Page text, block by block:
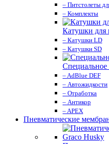
– Питстолеты
– Комплекты
Катушки для
– Катушки LD
– Катушки SD
Специальное
– AdBlue DEF
– Автожидкости
– Отработка
– Антикор
– APEX
Пневматические